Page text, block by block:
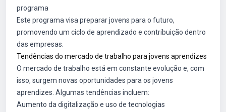
programa
Este programa visa preparar jovens para o futuro,
promovendo um ciclo de aprendizado e contribuição dentro
das empresas.
Tendências do mercado de trabalho para jovens aprendizes
O mercado de trabalho está em constante evolução e, com
isso, surgem novas oportunidades para os jovens
aprendizes. Algumas tendências incluem:
Aumento da digitalização e uso de tecnologias